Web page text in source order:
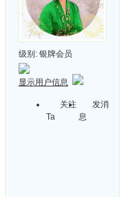
级别: 银牌会员
显示用户信息
关注
Ta
发消
息